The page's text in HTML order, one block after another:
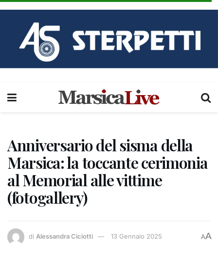
Anniversario del sisma della
Marsica: la toccante cerimonia
al Memorial alle vittime
(fotogallery)
di Alessandra Ciciotti 13 Gennaio 2025 AA